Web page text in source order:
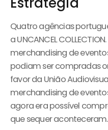
Quatro agências
a UNCANCEL
merchandising de
podiam ser compradas
favor da União
merchandising de
agora era possível
que sequer aconteceram.